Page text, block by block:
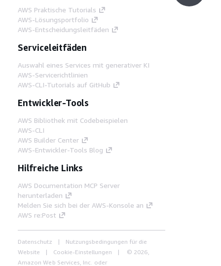
AWS Praktische Tutorials
AWS-Lösungsportfolio
AWS-Entscheidungsleitfäden
Serviceleitfäden
Auswahl eines Services mit generativer KI
AWS-Servicerichtlinien
AWS-CLI-Tutorials auf GitHub
Entwickler-Tools
AWS Bibliothek mit Codebeispielen
AWS-CLI
AWS Builder Center
AWS-Entwickler-Tools Blog
Hilfreiche Links
AWS Documentation MCP Server
herunterladen
Melden Sie sich bei der AWS-Konsole an
AWS re:Post
Datenschutz
Nutzungsbedingungen für die
Website
Cookie-Einstellungen
© 2026,
Amazon Web Services, Inc. oder